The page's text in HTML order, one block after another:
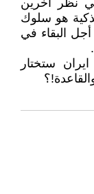
نظر آخرين
هو سلوك
البقاء في
ستختار